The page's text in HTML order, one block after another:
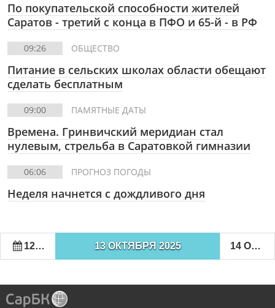
По покупательской способности жителей
Саратов - третий с конца в ПФО и 65-й - в РФ
09:26 ОБЩЕСТВО
Питание в сельских школах области обещают
сделать бесплатным
09:00 ПАМЯТНЫЕ ДАТЫ
Времена. Гринвичский меридиан стал
нулевым, стрельба в Саратовкой гимназии
06:06 ПРОГНОЗ ПОГОДЫ
Неделя начнется с дождливого дня
12 ОКТЯБРЯ 2025 13 ОКТЯБРЯ 2025 14 ОКТЯБРЯ 2025